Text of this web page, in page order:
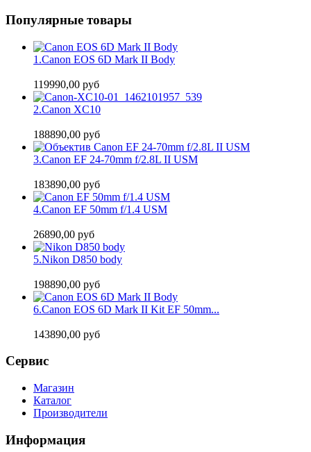
Популярные товары
1.Canon EOS 6D Mark II Body
119990,00 руб
2.Canon XC10
188890,00 руб
3.Canon EF 24-70mm f/2.8L II USM
183890,00 руб
4.Canon EF 50mm f/1.4 USM
26890,00 руб
5.Nikon D850 body
198890,00 руб
6.Canon EOS 6D Mark II Kit EF 50mm...
143890,00 руб
Сервис
Магазин
Каталог
Производители
Информация